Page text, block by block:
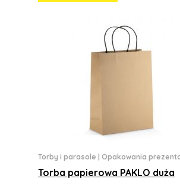
Torby i parasole Opakowania
Torba papierowa PAKLO duża